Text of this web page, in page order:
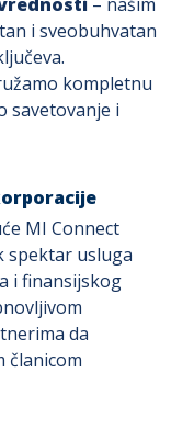
– našim
i sveobuhvatan
kompletnu
savetovanje i
MI Connect
spektar usluga
i finansijskog
da
članicom